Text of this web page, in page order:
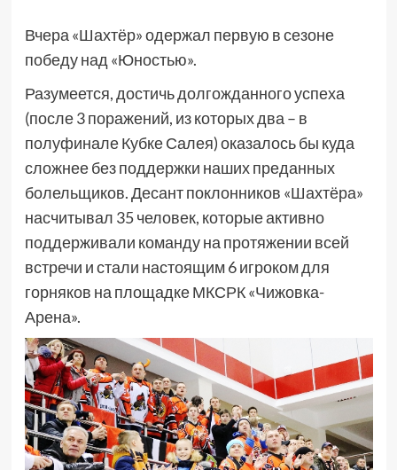
Вчера «Шахтёр» одержал первую в сезоне
победу над «Юностью».
Разумеется, достичь долгожданного успеха
(после 3 поражений, из которых два – в
полуфинале Кубке Салея) оказалось бы куда
сложнее без поддержки наших преданных
болельщиков. Десант поклонников «Шахтёра»
насчитывал 35 человек, которые активно
поддерживали команду на протяжении всей
встречи и стали настоящим 6 игроком для
горняков на площадке МКСРК «Чижовка-
Арена».